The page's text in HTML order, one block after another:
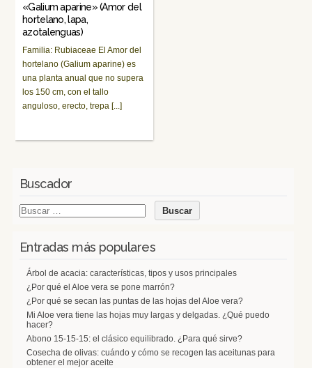
«Galium aparine» (Amor del
hortelano, lapa,
azotalenguas)
Familia: Rubiaceae El Amor del
hortelano (Galium aparine) es
una planta anual que no supera
los 150 cm, con el tallo
anguloso, erecto, trepa [...]
Buscador
Entradas más populares
Árbol de acacia: características, tipos y usos principales
¿Por qué el Aloe vera se pone marrón?
¿Por qué se secan las puntas de las hojas del Aloe vera?
Mi Aloe vera tiene las hojas muy largas y delgadas. ¿Qué puedo
hacer?
Abono 15-15-15: el clásico equilibrado. ¿Para qué sirve?
Cosecha de olivas: cuándo y cómo se recogen las aceitunas para
obtener el mejor aceite